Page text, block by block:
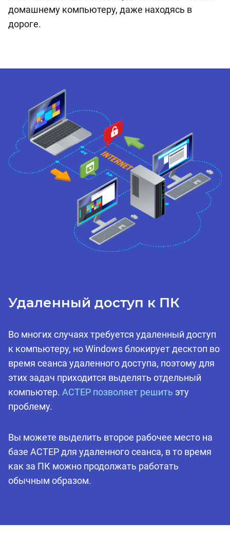
домашнему компьютеру, даже находясь в
дороге.
Удаленный доступ к ПК
Во многих случаях требуется удаленный доступ
к компьютеру, но Windows блокирует десктоп во
время сеанса удаленного доступа, поэтому для
этих задач приходится выделять отдельный
компьютер. AСТЕР позволяет решить эту
проблему.
Вы можете выделить второе рабочее место на
базе АСТЕР для удаленного сеанса, в то время
как за ПК можно продолжать работать
обычным образом.